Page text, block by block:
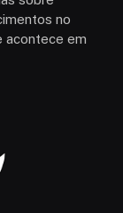
no
acontece em